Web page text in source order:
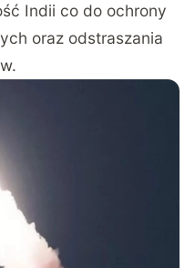
Indii co do ochrony
oraz odstraszania